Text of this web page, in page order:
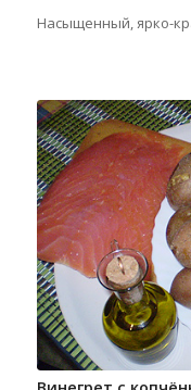
Насыщенный, ярко-